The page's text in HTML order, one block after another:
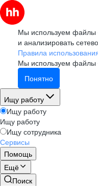
Мы используем файлы
и анализировать
Правила
Мы используем файлы
Понятно
Ищу работу
Ищу работу
Ищу работу
Ищу сотрудника
Сервисы
Помощь
Ещё
Поиск